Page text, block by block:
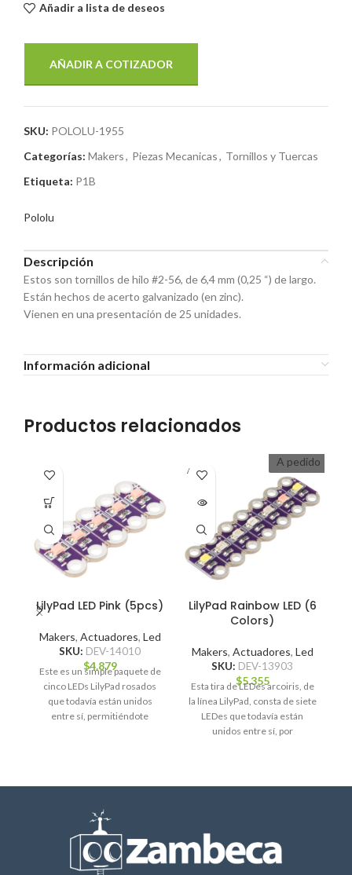
Añadir a lista de deseos
AÑADIR A COTIZADOR
SKU: POLOLU-1955
Categorías: Makers, Piezas Mecanicas, Tornillos y Tuercas
Etiqueta: P1B
Pololu
Descripción
Estos son tornillos de hilo #2-56, de 6,4 mm (0,25 “) de largo.
Están hechos de acerto galvanizado (en zinc).
Vienen en una presentación de 25 unidades.
Información adicional
Productos relacionados
LilyPad LED Pink (5pcs)
Makers, Actuadores, Led
SKU: DEV-14010
$4.879
Este es un simple paquete de
cinco LEDs LilyPad rosados
que todavía están unidos
entre sí, permitiéndote
A PEDI
DO
A pedido
LilyPad Rainbow LED (6
Colors)
Makers, Actuadores, Led
SKU: DEV-13903
$5.355
Esta tira de LEDes arcoiris, de
la línea LilyPad, consta de siete
LEDes que todavía están
unidos entre sí, por